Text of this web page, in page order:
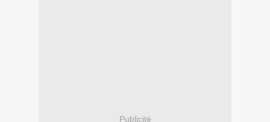
Publicité